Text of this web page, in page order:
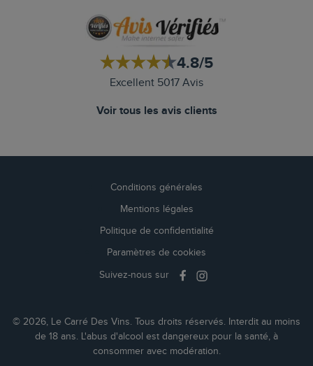
4.8/5
Excellent 5017 Avis
Voir tous les avis clients
Conditions générales
Mentions légales
Politique de confidentialité
Paramètres de cookies
Suivez-nous sur
© 2026, Le Carré Des Vins. Tous droits réservés. Interdit au moins
de 18 ans. L'abus d'alcool est dangereux pour la santé, à
consommer avec modération.